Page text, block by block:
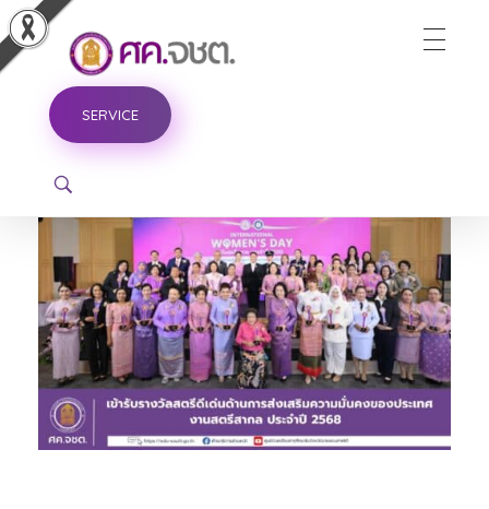
ศูนย์ขับเคลื่อนการศึกษาในจังหวัดชายแดนภาคใต้
SERVICE